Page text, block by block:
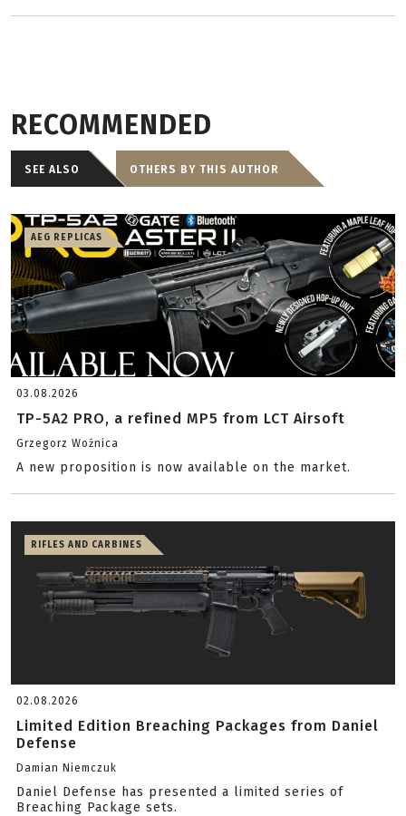
RECOMMENDED
SEE ALSO OTHERS BY THIS AUTHOR
AEG REPLICAS
03.08.2026
TP-5A2 PRO, a refined MP5 from LCT Airsoft
Grzegorz Woźnica
A new proposition is now available on the market.
RIFLES AND CARBINES
02.08.2026
Limited Edition Breaching Packages from Daniel
Defense
Damian Niemczuk
Daniel Defense has presented a limited series of
Breaching Package sets.